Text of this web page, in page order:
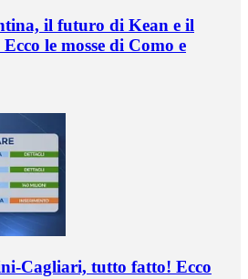
il futuro di Kean e il
le mosse di Como e
Cagliari, tutto fatto! Ecco